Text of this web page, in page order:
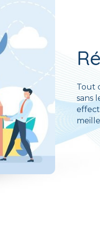
Tout
sans